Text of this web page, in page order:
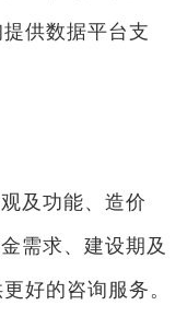
供数据平台支
及功能、造价
需求、建设期及
好的咨询服务。